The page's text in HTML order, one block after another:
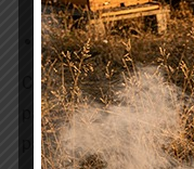
adhérent ainsi que
L’Assemblée
Ces pages sont pour
partager notre
pages de ce site.